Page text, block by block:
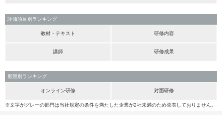
評価項目別ランキング
教材・テキスト 研修内容
講師 研修成果
形態別ランキング
オンライン研修 対面研修
※文字がグレーの部門は当社規定の条件を満たした企業が2社未満のため発表しておりません。